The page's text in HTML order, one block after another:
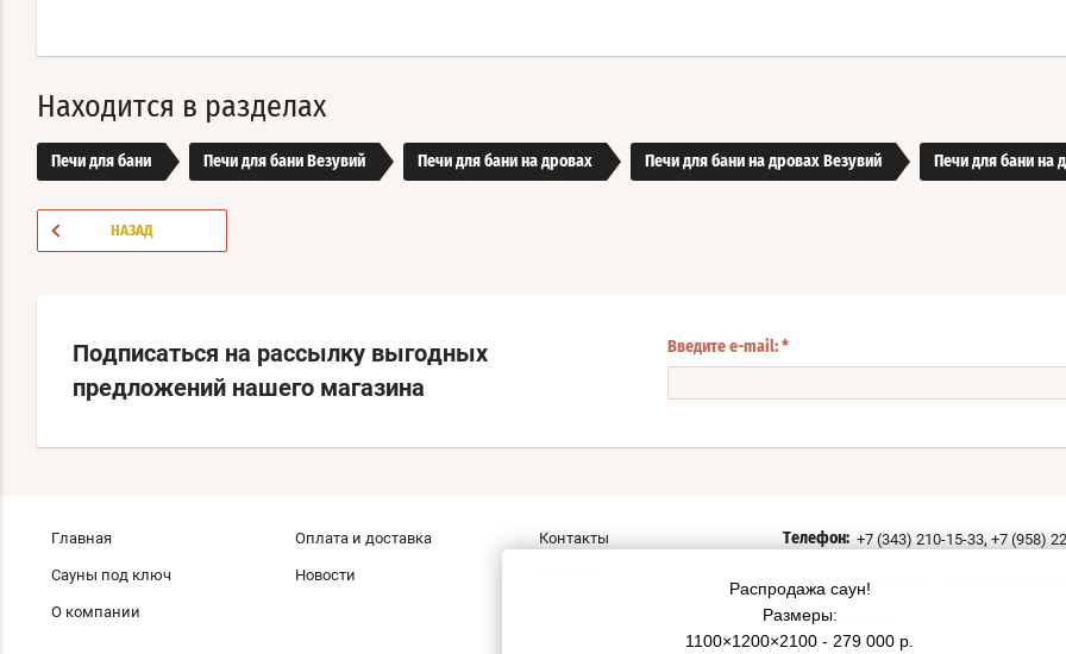
Находится в разделах
Печи для бани Печи для бани Везувий Печи для бани на дровах Печи для бани на дровах Везувий Печи для бани на
НАЗАД
Подписаться на рассылку выгодных
предложений нашего магазина
Введите e-mail: *
Главная
Сауны под ключ
О компании
Оплата и доставка
Новости
Контакты Телефон: +7 (343) 210-15-33, +7 (958)
Адрес: г. Екатеринбург ул. Московская,
Мы в соцсетях:
Распродажа саун!
Размеры:
1100×1200×2100 - 279 000 р.